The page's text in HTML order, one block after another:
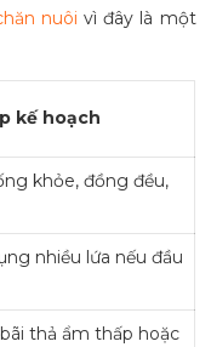
nuôi vì đây là một
kế hoạch
khỏe, đồng đều,
nhiều lứa nếu đầu
thả ẩm thấp hoặc